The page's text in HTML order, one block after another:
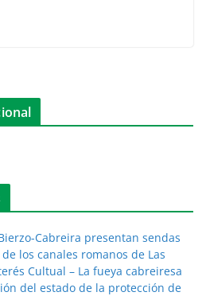
Cabreira presentan sendas
los canales romanos de Las
Cultual – La fueya cabreiresa
del estado de la protección de